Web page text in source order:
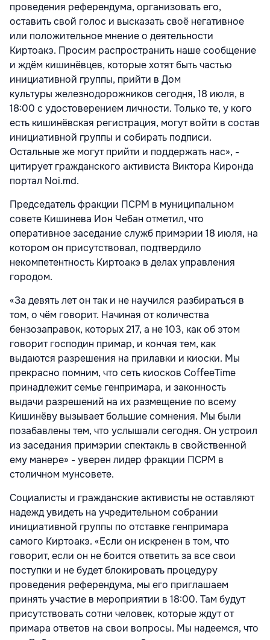
проведения референдума, организовать его,
оставить свой голос и высказать своё негативное
или положительное мнение о деятельности
Киртоакэ. Просим распространить наше сообщение
и ждём кишинёвцев, которые хотят быть частью
инициативной группы, прийти в Дом
культуры железнодорожников сегодня, 18 июля, в
18:00 с удостоверением личности. Только те, у кого
есть кишинёвская регистрация, могут войти в состав
инициативной группы и собирать подписи.
Остальные же могут прийти и поддержать нас», -
цитирует гражданского активиста Виктора Киронда
портал Noi.md.
Председатель фракции ПСРМ в муниципальном
совете Кишинева Ион Чебан отметил, что
оперативное заседание служб примэрии 18 июля, на
котором он присутствовал, подтвердило
некомпетентность Киртоакэ в делах управления
городом.
«За девять лет он так и не научился разбираться в
том, о чём говорит. Начиная от количества
бензозаправок, которых 217, а не 103, как об этом
говорит господин примар, и кончая тем, как
выдаются разрешения на прилавки и киоски. Мы
прекрасно помним, что сеть киосков CoffeeTime
принадлежит семье генпримара, и законность
выдачи разрешений на их размещение по всему
Кишинёву вызывает большие сомнения. Мы были
позабавлены тем, что услышали сегодня. Он устроил
из заседания примэрии спектакль в свойственной
ему манере» - уверен лидер фракции ПСРМ в
столичном мунсовете.
Социалисты и гражданские активисты не оставляют
надежд увидеть на учредительном собрании
инициативной группы по отставке генпримара
самого Киртоакэ. «Если он искренен в том, что
говорит, если он не боится ответить за все свои
поступки и не будет блокировать процедуру
проведения референдума, мы его приглашаем
принять участие в мероприятии в 18:00. Там будут
присутствовать сотни человек, которые ждут от
примара ответов на свои вопросы. Мы надеемся, что